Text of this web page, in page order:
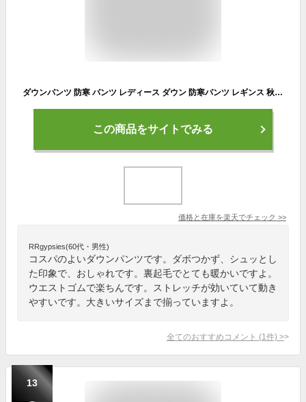
ダウンパンツ 防寒 パンツ レディース ダウン 防寒パンツ レギンス 秋 冬 裏起毛 中綿 防風 キルト キルティング ウエストゴム ストレッチ 軽量 洗える ボトム アウトドア ゴルフ 黒 ネイビー M/L/LL/3L/4L/5L 大きいサイズ 即納
この商品をサイトでみる
価格と在庫を楽天でチェック >>
RRgypsies(60代・男性)
コスパのよいダウンパンツです。ダボつかず、シュッとし
た印象で、おしゃれです。裏起毛でとても暖かいですよ。
ウエストゴムで楽ちんです。ストレッチが効いていて動き
やすいです。大きいサイズまで揃っていますよ。
全てのおすすめコメント (1 件) >
13